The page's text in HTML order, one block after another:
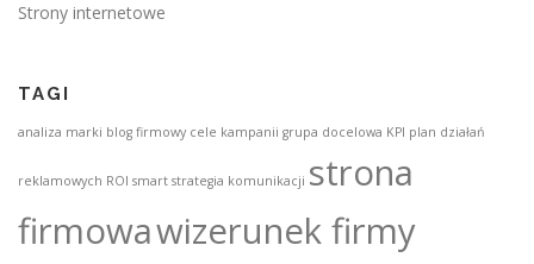
Strony internetowe
TAGI
analiza marki blog firmowy cele kampanii grupa docelowa KPI plan działań
reklamowych ROI smart strategia komunikacji strona
firmowawizerunek firmy